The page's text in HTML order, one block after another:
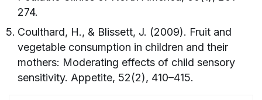
274.
Coulthard, H., & Blissett, J. (2009). Fruit and
vegetable consumption in children and their
mothers: Moderating effects of child sensory
sensitivity. Appetite, 52(2), 410–415.